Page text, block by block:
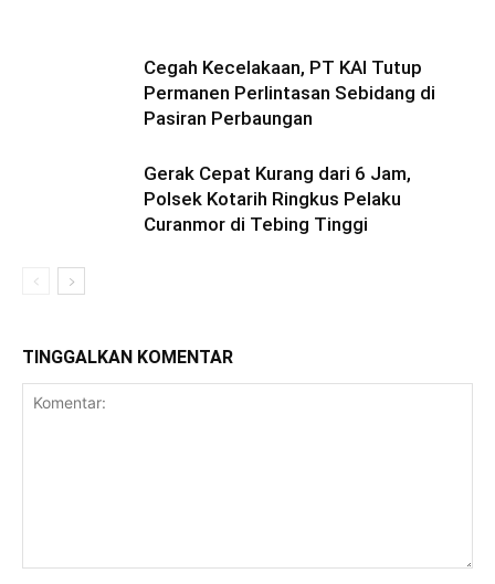
Cegah Kecelakaan, PT KAI Tutup
Permanen Perlintasan Sebidang di
Pasiran Perbaungan
Gerak Cepat Kurang dari 6 Jam,
Polsek Kotarih Ringkus Pelaku
Curanmor di Tebing Tinggi
TINGGALKAN KOMENTAR